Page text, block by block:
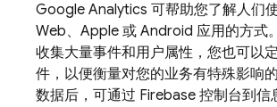
Google Analytics 可帮助您了解人们
Web、Apple 或 Android 应用的方式
收集大量事件和用户属性，您也可以
件，以便衡量对您的业务有特殊影响
数据后，可通过 Firebase 控制台到信